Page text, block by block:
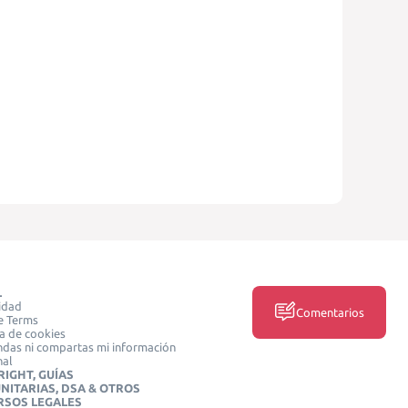
Terms
de cookies
ni compartas mi información
GUÍAS
DSA & OTROS
LEGALES
Comentarios